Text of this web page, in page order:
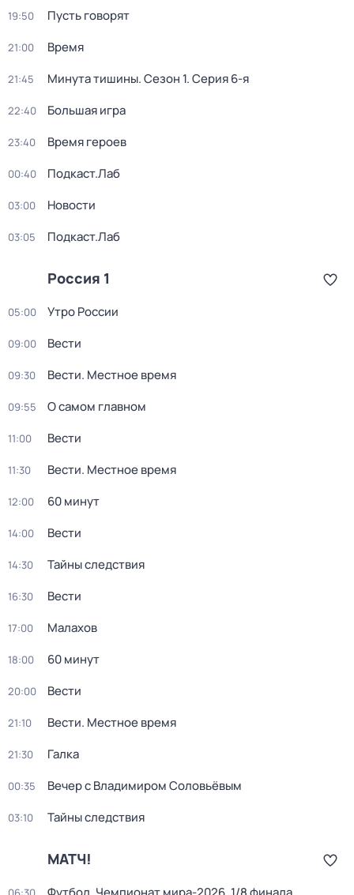
19:50 Пусть говорят
21:00 Время
21:45 Минута тишины. Сезон 1. Серия 6-я
22:40 Большая игра
23:40 Время героев
00:40 Подкаст.Лаб
03:00 Новости
03:05 Подкаст.Лаб
Россия 1
05:00 Утро России
09:00 Вести
09:30 Вести. Местное время
09:55 О самом главном
11:00 Вести
11:30 Вести. Местное время
12:00 60 минут
14:00 Вести
14:30 Тайны следствия
16:30 Вести
17:00 Малахов
18:00 60 минут
20:00 Вести
21:10 Вести. Местное время
21:30 Галка
00:35 Вечер с Владимиром Соловьёвым
03:10 Тайны следствия
МАТЧ!